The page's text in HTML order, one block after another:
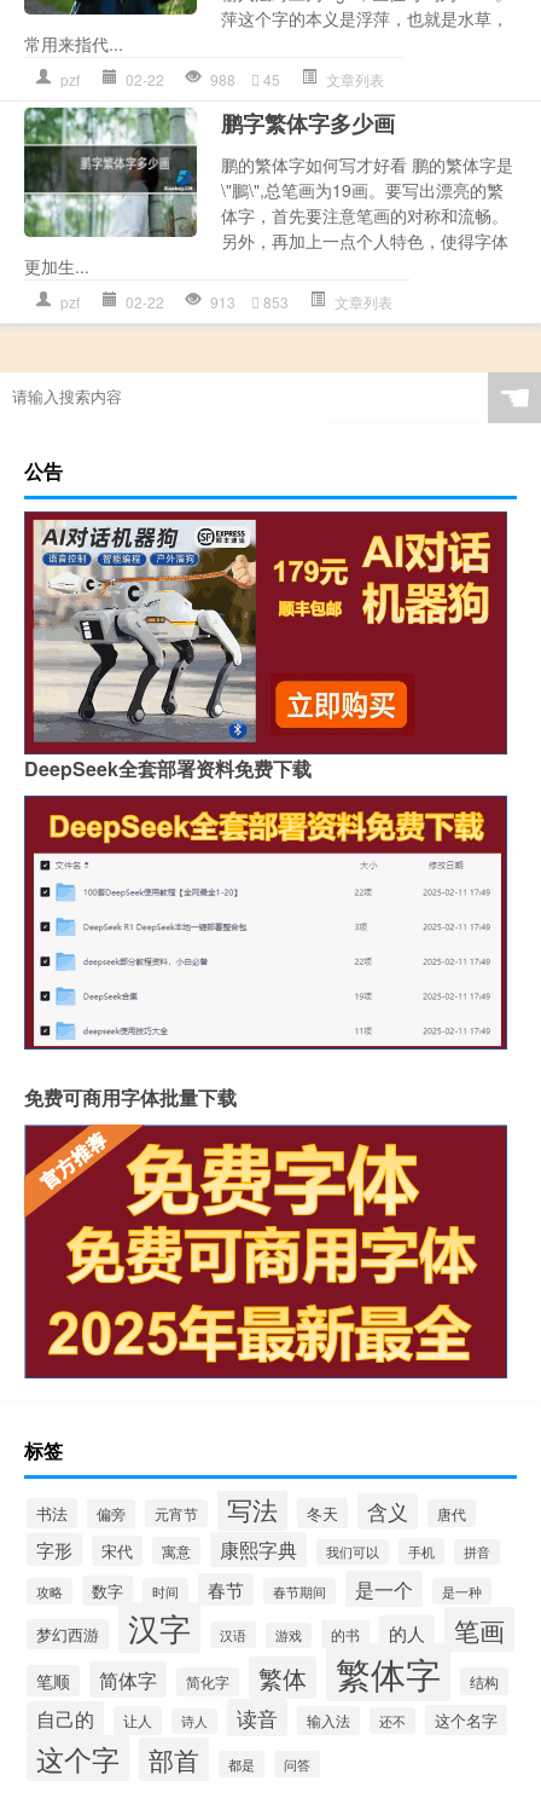
萍这个字的本义是浮萍，也就是水草，
常用来指代...
pzf 02-22 988 45 文章列表
鹏字繁体字多少画
鹏的繁体字如何写才好看 鹏的繁体字是
\"鵬\",总笔画为19画。要写出漂亮的繁
体字，首先要注意笔画的对称和流畅。
另外，再加上一点个人特色，使得字体
更加生...
pzf 02-22 913 853 文章列表
☚
公告
DeepSeek全套部署资料免费下载
免费可商用字体批量下载
标签
书法 偏旁 元宵节 写法 冬天 含义 唐代
字形 宋代 寓意 康熙字典 我们可以 手机 拼音
攻略 数字 时间 春节 春节期间 是一个 是一种
梦幻西游 汉字 汉语 游戏 的书 的人 笔画
笔顺 简体字 简化字 繁体 繁体字 结构
自己的 让人 诗人 读音 输入法 还不 这个名字
这个字 部首 都是 问答